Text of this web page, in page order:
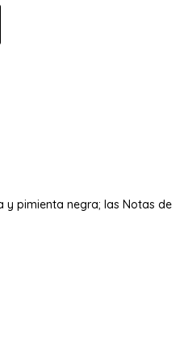
y pimienta negra; las Notas de